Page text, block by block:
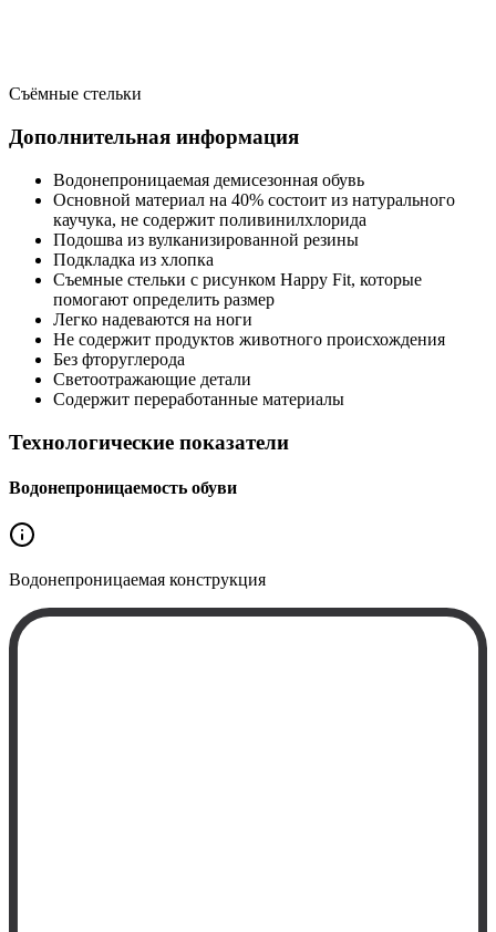
Съёмные стельки
Дополнительная информация
Водонепроницаемая демисезонная обувь
Основной материал на 40% состоит из натурального
каучука, не содержит поливинилхлорида
Подошва из вулканизированной резины
Подкладка из хлопка
Съемные стельки с рисунком Happy Fit, которые
помогают определить размер
Легко надеваются на ноги
Не содержит продуктов животного происхождения
Без фторуглерода
Светоотражающие детали
Содержит переработанные материалы
Технологические показатели
Водонепроницаемость обуви
Водонепроницаемая конструкция